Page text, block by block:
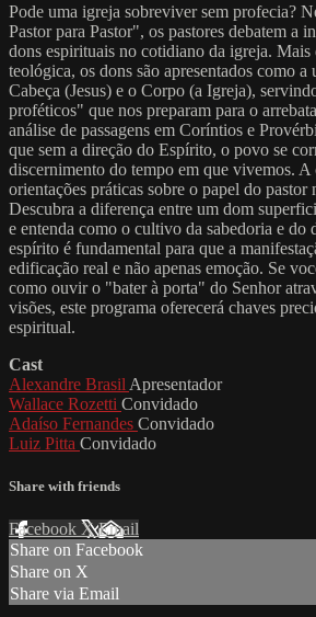
Pode uma igreja sobreviver sem profecia?
Pastor para Pastor", os pastores debatem a
dons espirituais no cotidiano da igreja. Mais
teológica, os dons são apresentados como a
Cabeça (Jesus) e o Corpo (a Igreja),
proféticos" que nos preparam para o
análise de passagens em Coríntios e
que sem a direção do Espírito, o povo se
discernimento do tempo em que vivemos. A
orientações práticas sobre o papel do pastor
Descubra a diferença entre um dom
e entenda como o cultivo da sabedoria e do
espírito é fundamental para que a
edificação real e não apenas emoção. Se
como ouvir o "bater à porta" do Senhor
visões, este programa oferecerá chaves
espiritual.
Cast
Alexandre Brasil Apresentador
Wallace Rozetti Convidado
Adaíso Fernandes Convidado
Luiz Pitta Convidado
Share with friends
Facebook XEmail
Share on Facebook
Share on X
Share via Email